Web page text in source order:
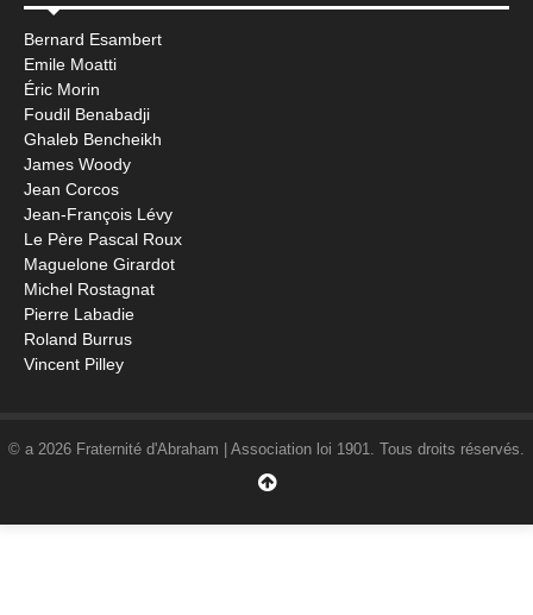
Bernard Esambert
Emile Moatti
Éric Morin
Foudil Benabadji
Ghaleb Bencheikh
James Woody
Jean Corcos
Jean-François Lévy
Le Père Pascal Roux
Maguelone Girardot
Michel Rostagnat
Pierre Labadie
Roland Burrus
Vincent Pilley
© a 2026 Fraternité d'Abraham | Association loi 1901. Tous droits réservés.